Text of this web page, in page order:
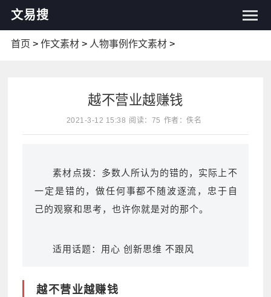
文易搜
首页 > 作文素材> 人物事例作文素材>
越不营业越赚钱
2021-3-12 15:38 阅读：75 作者：佚名
素材点拨：多数人所认为的错的，实际上不
一定是错的，做任何事都不随波逐流，忠于自
己的观察和思考，也许你就是对的那个。
适用话题：用心 创新思维 不跟风
越不营业越赚钱